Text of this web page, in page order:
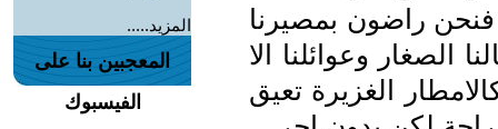
فنحن راضون بمصيرنا
الصغار وعوائلنا الا
الغزيرة تعيق
المزيد.....
المعجبين بنا على
الفيسبوك